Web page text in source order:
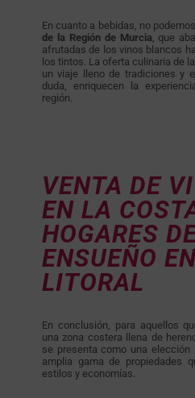
En cuanto a bebidas, no
de la Región de Murcia, que
afrutadas de los vinos blancos
los tintos. La oferta culinaria de
un viaje lleno de tradiciones y
duda, enriquecen la
región.
VENTA DE
EN LA
HOGARES
ENSUEÑO
LITORAL
En conclusión, para aquellos
una zona costera llena de
se presenta como una elección
amplia gama de propiedades
estilos y economías.